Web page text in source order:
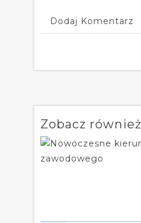
Dodaj Komentarz
Zobacz